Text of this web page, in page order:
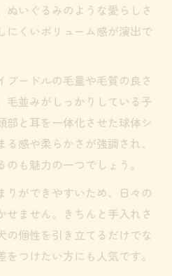
るトイプードルアフロの
ッシュとアフロの違いを
ッシュカットとアフロの
マッシュルームの違いを
から選ぶ理想のスタイル
で印象が変わるカットの
ットで迷った時の選び方
ぬいぐるみのような愛らしさ
にくいボリューム感が演出で
プードルの毛量や毛質の良さ
毛並みがしっかりしている子
部と耳を一体化させた球体シ
感や柔らかさが強調され、
も魅力の一つでしょう。
りができやすいため、日々の
せません。きちんと手入れさ
の個性を引き立てるだけでな
つけたい方にも人気です。